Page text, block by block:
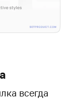
всегда